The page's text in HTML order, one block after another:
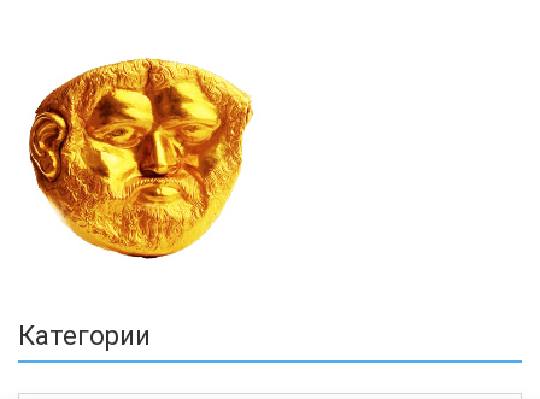
Категории